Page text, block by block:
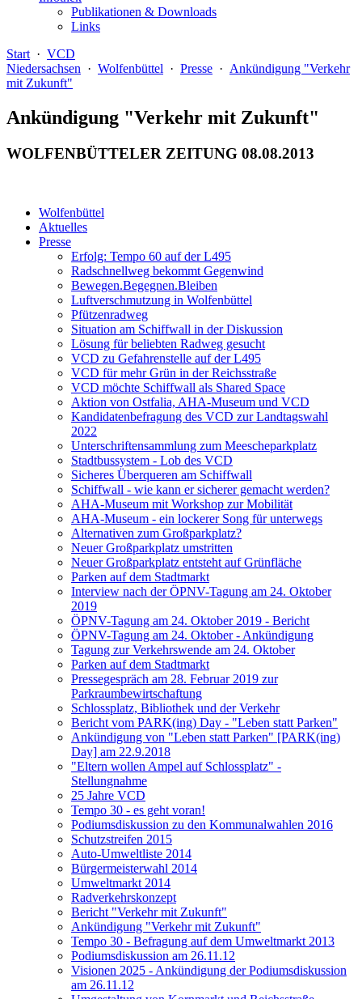
Publikationen & Downloads
Links
Start · VCD
Niedersachsen · Wolfenbüttel · Presse · Ankündigung "Verkehr
mit Zukunft"
Ankündigung "Verkehr mit Zukunft"
WOLFENBÜTTELER ZEITUNG 08.08.2013
Wolfenbüttel
Aktuelles
Presse
Erfolg: Tempo 60 auf der L495
Radschnellweg bekommt Gegenwind
Bewegen.Begegnen.Bleiben
Luftverschmutzung in Wolfenbüttel
Pfützenradweg
Situation am Schiffwall in der Diskussion
Lösung für beliebten Radweg gesucht
VCD zu Gefahrenstelle auf der L495
VCD für mehr Grün in der Reichsstraße
VCD möchte Schiffwall als Shared Space
Aktion von Ostfalia, AHA-Museum und VCD
Kandidatenbefragung des VCD zur Landtagswahl
2022
Unterschriftensammlung zum Meescheparkplatz
Stadtbussystem - Lob des VCD
Sicheres Überqueren am Schiffwall
Schiffwall - wie kann er sicherer gemacht werden?
AHA-Museum mit Workshop zur Mobilität
AHA-Museum - ein lockerer Song für unterwegs
Alternativen zum Großparkplatz?
Neuer Großparkplatz umstritten
Neuer Großparkplatz entsteht auf Grünfläche
Parken auf dem Stadtmarkt
Interview nach der ÖPNV-Tagung am 24. Oktober
2019
ÖPNV-Tagung am 24. Oktober 2019 - Bericht
ÖPNV-Tagung am 24. Oktober - Ankündigung
Tagung zur Verkehrswende am 24. Oktober
Parken auf dem Stadtmarkt
Pressegespräch am 28. Februar 2019 zur
Parkraumbewirtschaftung
Schlossplatz, Bibliothek und der Verkehr
Bericht vom PARK(ing) Day - "Leben statt Parken"
Ankündigung von "Leben statt Parken" [PARK(ing)
Day] am 22.9.2018
"Eltern wollen Ampel auf Schlossplatz" -
Stellungnahme
25 Jahre VCD
Tempo 30 - es geht voran!
Podiumsdiskussion zu den Kommunalwahlen 2016
Schutzstreifen 2015
Auto-Umweltliste 2014
Bürgermeisterwahl 2014
Umweltmarkt 2014
Radverkehrskonzept
Bericht "Verkehr mit Zukunft"
Ankündigung "Verkehr mit Zukunft"
Tempo 30 - Befragung auf dem Umweltmarkt 2013
Podiumsdiskussion am 26.11.12
Visionen 2025 - Ankündigung der Podiumsdiskussion
am 26.11.12